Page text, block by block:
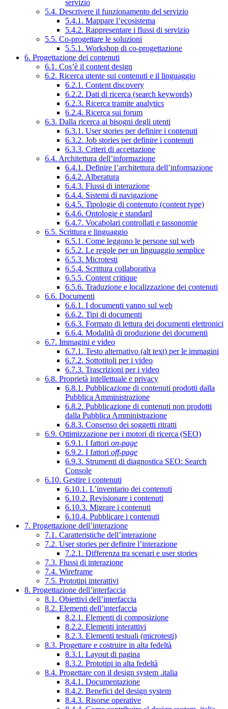
servizio
5.4. Descrivere il funzionamento del servizio
5.4.1. Mappare l’ecosistema
5.4.2. Rappresentare i flussi di servizio
5.5. Co-progettare le soluzioni
5.5.1. Workshop di co-progettazione
6. Progettazione dei contenuti
6.1. Cos’è il content design
6.2. Ricerca utente sui contenuti e il linguaggio
6.2.1. Content discovery
6.2.2. Dati di ricerca (search keywords)
6.2.3. Ricerca tramite analytics
6.2.4. Ricerca sui forum
6.3. Dalla ricerca ai bisogni degli utenti
6.3.1. User stories per definire i contenuti
6.3.2. Job stories per definire i contenuti
6.3.3. Criteri di accettazione
6.4. Architettura dell’informazione
6.4.1. Definire l’architettura dell’informazione
6.4.2. Alberatura
6.4.3. Flussi di interazione
6.4.4. Sistemi di navigazione
6.4.5. Tipologie di contenuto (content type)
6.4.6. Ontologie e standard
6.4.7. Vocabolari controllati e tassonomie
6.5. Scrittura e linguaggio
6.5.1. Come leggono le persone sul web
6.5.2. Le regole per un linguaggio semplice
6.5.3. Microtesti
6.5.4. Scrittura collaborativa
6.5.5. Content critique
6.5.6. Traduzione e localizzazione dei contenuti
6.6. Documenti
6.6.1. I documenti vanno sul web
6.6.2. Tipi di documenti
6.6.3. Formato di lettura dei documenti elettronici
6.6.4. Modalità di produzione dei documenti
6.7. Immagini e video
6.7.1. Testo alternativo (alt text) per le immagini
6.7.2. Sottotitoli per i video
6.7.3. Trascrizioni per i video
6.8. Proprietà intellettuale e privacy
6.8.1. Pubblicazione di contenuti prodotti dalla
Pubblica Amministrazione
6.8.2. Pubblicazione di contenuti non prodotti
dalla Pubblica Amministrazione
6.8.3. Consenso dei soggetti ritratti
6.9. Ottimizzazione per i motori di ricerca (SEO)
6.9.1. I fattori on-page
6.9.2. I fattori off-page
6.9.3. Strumenti di diagnostica SEO: Search
Console
6.10. Gestire i contenuti
6.10.1. L’inventario dei contenuti
6.10.2. Revisionare i contenuti
6.10.3. Migrare i contenuti
6.10.4. Pubblicare i contenuti
7. Progettazione dell’interazione
7.1. Caratteristiche dell’interazione
7.2. User stories per definire l’interazione
7.2.1. Differenza tra scenari e user stories
7.3. Flussi di interazione
7.4. Wireframe
7.5. Prototipi interattivi
8. Progettazione dell’interfaccia
8.1. Obiettivi dell’interfaccia
8.2. Elementi dell’interfaccia
8.2.1. Elementi di composizione
8.2.2. Elementi interattivi
8.2.3. Elementi testuali (microtesti)
8.3. Progettare e costruire in alta fedeltà
8.3.1. Layout di pagina
8.3.2. Prototipi in alta fedeltà
8.4. Progettare con il design system .italia
8.4.1. Documentazione
8.4.2. Benefici del design system
8.4.3. Risorse operative